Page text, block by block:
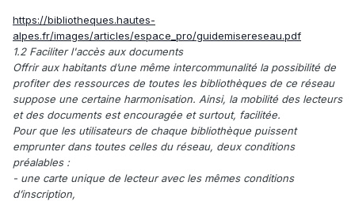
https://bibliotheques.hautes-
alpes.fr/images/articles/espace_pro/guidemisereseau.pdf
1.2 Faciliter l'accès aux documents
Offrir aux habitants d’une même intercommunalité la possibilité de
profiter des ressources de toutes les bibliothèques de ce réseau
suppose une certaine harmonisation. Ainsi, la mobilité des lecteurs
et des documents est encouragée et surtout, facilitée.
Pour que les utilisateurs de chaque bibliothèque puissent
emprunter dans toutes celles du réseau, deux conditions
préalables :
- une carte unique de lecteur avec les mêmes conditions
d’inscription,